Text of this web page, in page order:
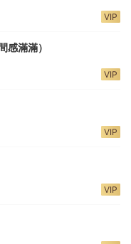
VIP
滿滿）
VIP
VIP
VIP